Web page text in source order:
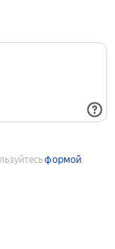
формой